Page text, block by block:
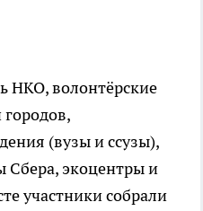
НКО, волонтёрские
(вузы и ссузы),
Сбера, экоцентры и
участники собрали